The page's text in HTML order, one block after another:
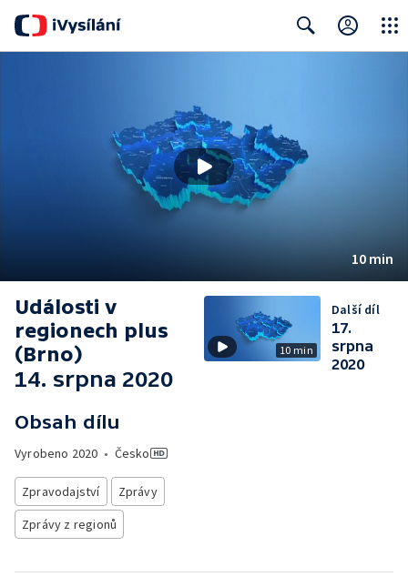
10 min
Události v
regionech plus
(Brno)
14. srpna 2020
Obsah dílu
Vyrobeno 2020 • Česko
Zpravodajství
Zprávy
Zprávy z regionů
10 min
Další díl
17.
srpna
2020